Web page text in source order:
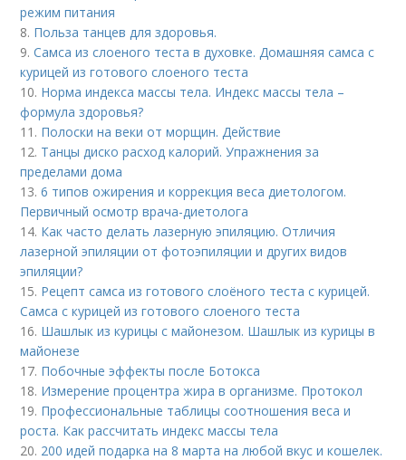
режим питания
8. Польза танцев для здоровья.
9.Самса из слоеного теста в духовке. Домашняя самса с
курицей из готового слоеного теста
10. Норма индекса массы тела. Индекс массы тела –
формула здоровья?
11. Полоски на веки от морщин. Действие
12. Танцы диско расход калорий. Упражнения за
пределами дома
13.6 типов ожирения и коррекция веса диетологом.
Первичный осмотр врача-диетолога
14. Как часто делать лазерную эпиляцию. Отличия
лазерной эпиляции от фотоэпиляции и других видов
эпиляции?
15. Рецепт самса из готового слоёного теста с курицей.
Самса с курицей из готового слоеного теста
16. Шашлык из курицы с майонезом. Шашлык из курицы в
майонезе
17. Побочные эффекты после Ботокса
18. Измерение процентра жира в организме. Протокол
19. Профессиональные таблицы соотношения веса и
роста. Как рассчитать индекс массы тела
20. 200 идей подарка на 8 марта на любой вкус и кошелек.